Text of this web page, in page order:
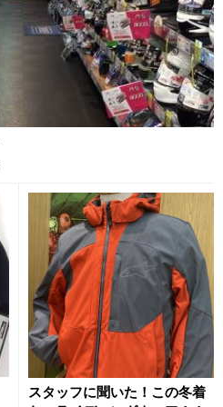
スタッフに聞いた！この冬着